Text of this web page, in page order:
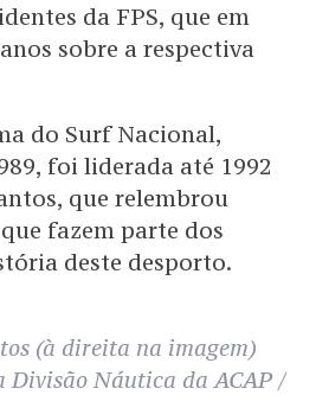
da FPS, que em
sobre a respectiva
do Surf Nacional,
foi liderada até 1992
que relembrou
fazem parte dos
deste desporto.
(à direita na imagem)
Divisão Náutica da ACAP /